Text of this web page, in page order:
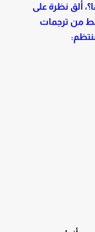
ألق نظرة على
من ترجمات